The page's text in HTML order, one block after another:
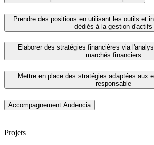
Prendre des positions en utilisant les outils et
dédiés à la gestion d'actifs
Elaborer des stratégies financières via
marchés financiers
Mettre en place des stratégies adaptées aux
responsable
Accompagnement Audencia
Projets